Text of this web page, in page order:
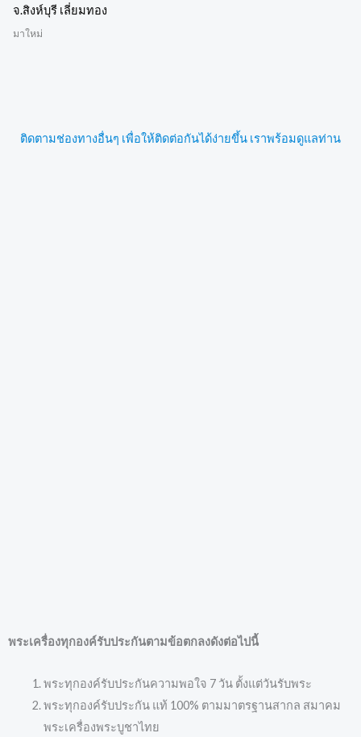
จ.สิงห์บุรี เลี่ยมทอง
มาใหม่
ติดตามช่องทางอื่นๆ เพื่อให้ติดต่อกันได้ง่ายขึ้น เราพร้อมดูแลท่าน
พระเครื่องทุกองค์รับประกันตามข้อตกลงดังต่อไปนี้
พระทุกองค์รับประกันความพอใจ 7 วัน ตั้งแต่วันรับพระ
พระทุกองค์รับประกัน แท้ 100% ตามมาตรฐานสากล สมาคม
พระเครื่องพระบูชาไทย